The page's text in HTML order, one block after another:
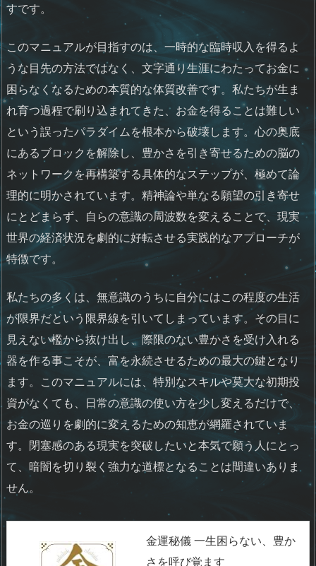
すです。
このマニュアルが目指すのは、一時的な臨時収入を得るよ
うな目先の方法ではなく、文字通り生涯にわたってお金に
困らなくなるための本質的な体質改善です。私たちが生ま
れ育つ過程で刷り込まれてきた、お金を得ることは難しい
という誤ったパラダイムを根本から破壊します。心の奥底
にあるブロックを解除し、豊かさを引き寄せるための脳の
ネットワークを再構築する具体的なステップが、極めて論
理的に明かされています。精神論や単なる願望の引き寄せ
にとどまらず、自らの意識の周波数を変えることで、現実
世界の経済状況を劇的に好転させる実践的なアプローチが
特徴です。
私たちの多くは、無意識のうちに自分にはこの程度の生活
が限界だという限界線を引いてしまっています。その目に
見えない檻から抜け出し、際限のない豊かさを受け入れる
器を作る事こそが、富を永続させるための最大の鍵となり
ます。このマニュアルには、特別なスキルや莫大な初期投
資がなくても、日常の意識の使い方を少し変えるだけで、
お金の巡りを劇的に変えるための知恵が網羅されていま
す。閉塞感のある現実を突破したいと本気で願う人にとっ
て、暗闇を切り裂く強力な道標となることは間違いありま
せん。
金運秘儀 一生困らない、豊か
さを呼び覚ます